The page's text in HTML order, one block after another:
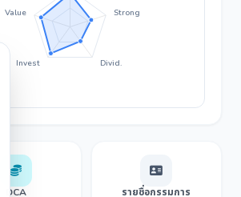
Strong
Divid.
Invest
Value
DCA รายชื่อกรรมการ